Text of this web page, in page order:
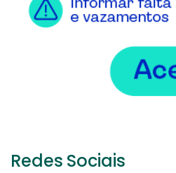
Redes Sociais